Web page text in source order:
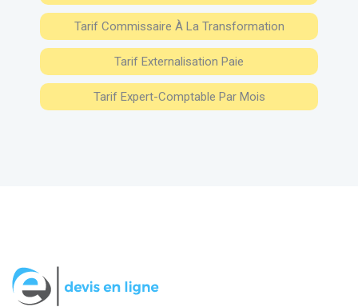
Tarif Commissaire À La Transformation
Tarif Externalisation Paie
Tarif Expert-Comptable Par Mois